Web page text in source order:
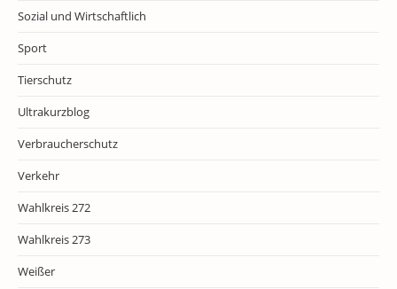
Sozial und Wirtschaftlich
Sport
Tierschutz
Ultrakurzblog
Verbraucherschutz
Verkehr
Wahlkreis 272
Wahlkreis 273
Weißer